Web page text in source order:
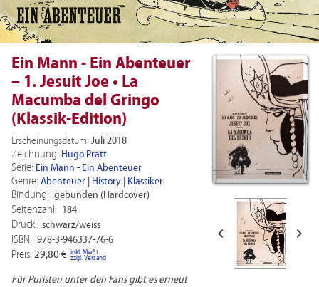
 
Ein Mann - Ein Abenteuer
– 1. Jesuit Joe • La
Macumba del Gringo
(Klassik-Edition)
Erscheinungsdatum: Juli 2018
Zeichnung: Hugo Pratt
Serie: Ein Mann - Ein Abenteuer
Genre: Abenteuer History Klassiker
Bindung: gebunden (Hardcover)
Seitenzahl: 184
Druck: schwarz/weiss
ISBN: 978-3-946337-76-6
Preis: 29,80 € inkl. MwSt.
zzgl. Versand
Für Puristen unter den Fans gibt es erneut